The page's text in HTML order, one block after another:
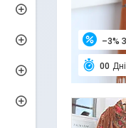
–3%
00